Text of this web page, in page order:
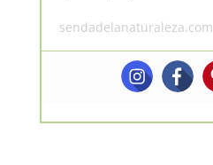
sendadelanaturaleza.com